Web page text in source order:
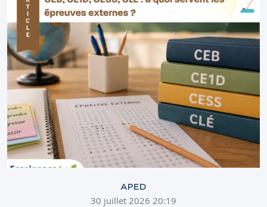
APED
30 juillet 2026 20:19